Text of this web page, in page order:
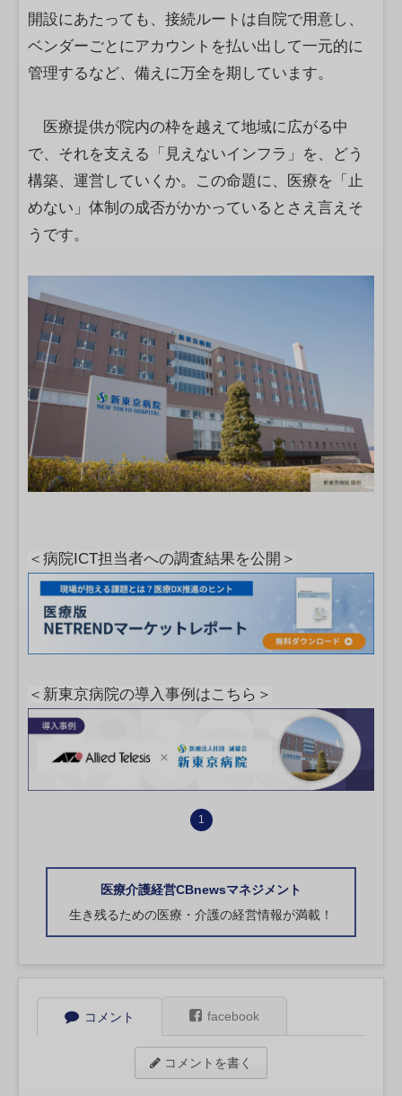
開設にあたっても、接続ルートは自院で用意し、
ベンダーごとにアカウントを払い出して一元的に
管理するなど、備えに万全を期しています。
医療提供が院内の枠を越えて地域に広がる中
で、それを支える「見えないインフラ」を、どう
構築、運営していくか。この命題に、医療を「止
めない」体制の成否がかかっているとさえ言えそ
うです。
＜病院ICT担当者への調査結果を公開＞
＜新東京病院の導入事例はこちら＞
1
医療介護経営CBnewsマネジメント
生き残るための医療・介護の経営情報が満載！
コメント facebook
コメントを書く